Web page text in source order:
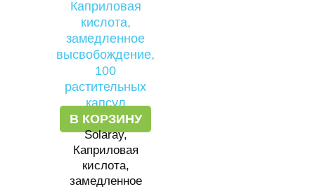
В КОРЗИНУ
Solaray,
Каприловая
кислота,
замедленное